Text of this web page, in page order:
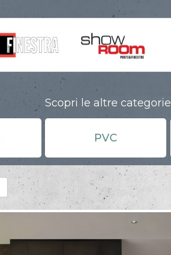
Scopri le altre categorie
PVC